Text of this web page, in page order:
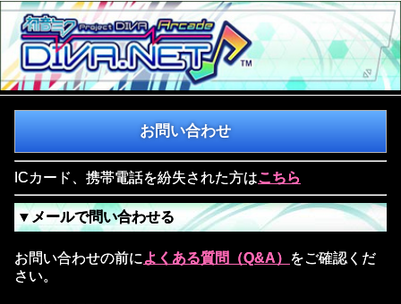
お問い合わせ
ICカード、携帯電話を紛失された方はこちら
▼メールで問い合わせる
お問い合わせの前に よくある質問（Q&A）
をご確認くだ
さい。